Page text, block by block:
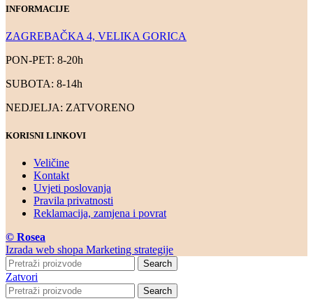
INFORMACIJE
ZAGREBAČKA 4, VELIKA GORICA
PON-PET: 8-20h
SUBOTA: 8-14h
NEDJELJA: ZATVORENO
KORISNI LINKOVI
Veličine
Kontakt
Uvjeti poslovanja
Pravila privatnosti
Reklamacija, zamjena i povrat
© Rosea
Izrada web shopa Marketing strategije
Search
Zatvori
Search